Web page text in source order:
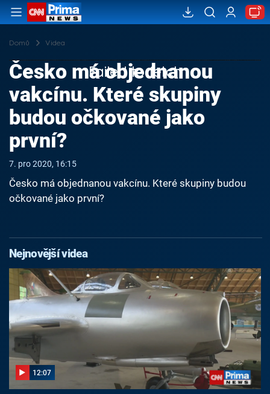
Domů Videa
Failed to fetch
Česko má objednanou
vakcínu. Které skupiny
budou očkované jako
první?
7. pro 2020, 16:15
Česko má objednanou vakcínu. Které skupiny budou
očkované jako první?
Nejnovější videa
12:07